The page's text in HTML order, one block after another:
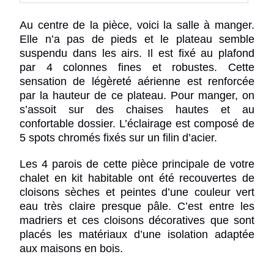
Au centre de la pièce, voici la salle à manger.
Elle n’a pas de pieds et le plateau semble
suspendu dans les airs. Il est fixé au plafond
par 4 colonnes fines et robustes. Cette
sensation de légèreté aérienne est renforcée
par la hauteur de ce plateau. Pour manger, on
s’assoit sur des chaises hautes et au
confortable dossier. L’éclairage est composé de
5 spots chromés fixés sur un filin d’acier.
Les 4 parois de cette pièce principale de votre
chalet en kit habitable ont été recouvertes de
cloisons sèches et peintes d’une couleur vert
eau très claire presque pâle. C’est entre les
madriers et ces cloisons décoratives que sont
placés les matériaux d’une isolation adaptée
aux maisons en bois.